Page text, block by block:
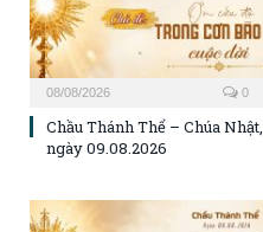
08/08/2026 0
Chầu Thánh Thể – Chúa Nhật,
ngày 09.08.2026